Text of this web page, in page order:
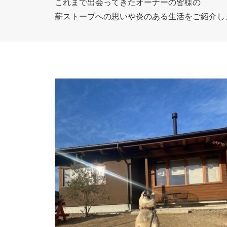
これまで出会ってきたオーナーの皆様の
薪ストーブへの思いや炎のある生活をご紹介し